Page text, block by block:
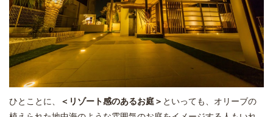
ひとことに、 ＜リゾート感のあるお庭＞ といっても、オリーブの